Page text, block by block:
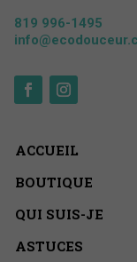
819 996-1495
ACCUEIL
BOUTIQUE
QUI SUIS-JE
ASTUCES